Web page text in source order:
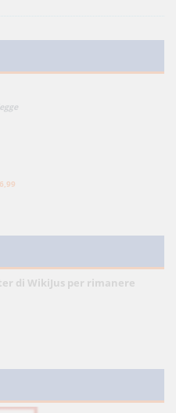
di WikiJus per rimanere